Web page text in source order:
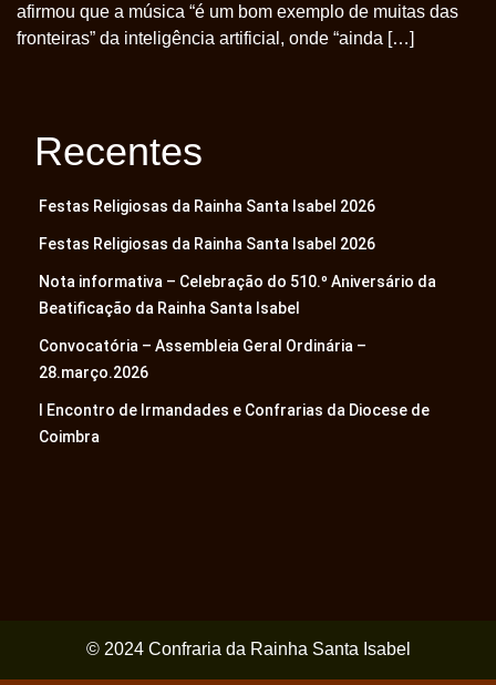
afirmou que a música “é um bom exemplo de muitas das
fronteiras” da inteligência artificial, onde “ainda […]
Recentes
Festas Religiosas da Rainha Santa Isabel 2026
Festas Religiosas da Rainha Santa Isabel 2026
Nota informativa – Celebração do 510.º Aniversário da
Beatificação da Rainha Santa Isabel
Convocatória – Assembleia Geral Ordinária –
28.março.2026
I Encontro de Irmandades e Confrarias da Diocese de
Coimbra
© 2024 Confraria da Rainha Santa Isabel